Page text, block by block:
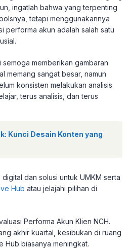
ingatlah bahwa yang terpenting
tetapi menggunakannya
performa akun adalah salah satu
memberikan gambaran
memang sangat besar, namun
konsisten melakukan analisis
terus analisis, dan terus
Kunci Desain Konten yang
dan solusi untuk UMKM serta
Hub atau jelajahi pilihan di
Performa Akun Klien NCH.
akhir kuartal, kesibukan di ruang
Hub biasanya meningkat.